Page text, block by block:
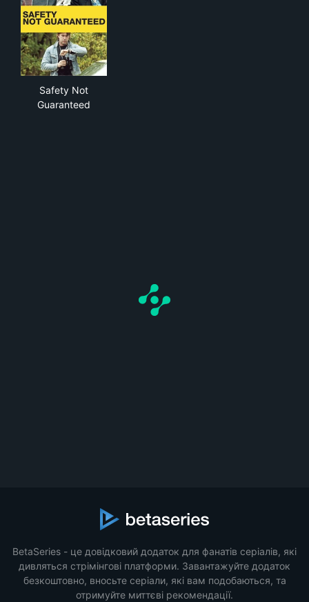
Safety Not
Guaranteed
BetaSeries - це довідковий додаток для фанатів серіалів, які
дивляться стрімінгові платформи. Завантажуйте додаток
безкоштовно, вносьте серіали, які вам подобаються, та
отримуйте миттєві рекомендації.